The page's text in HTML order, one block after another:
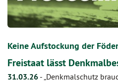
Keine Aufstockung der
Freistaat lässt
31.03.26 -„Denkmalschutz